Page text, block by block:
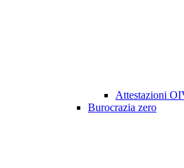
Attestazioni
Burocrazia zero